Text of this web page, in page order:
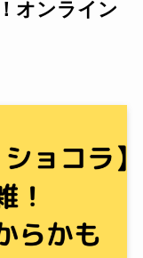
オンライン